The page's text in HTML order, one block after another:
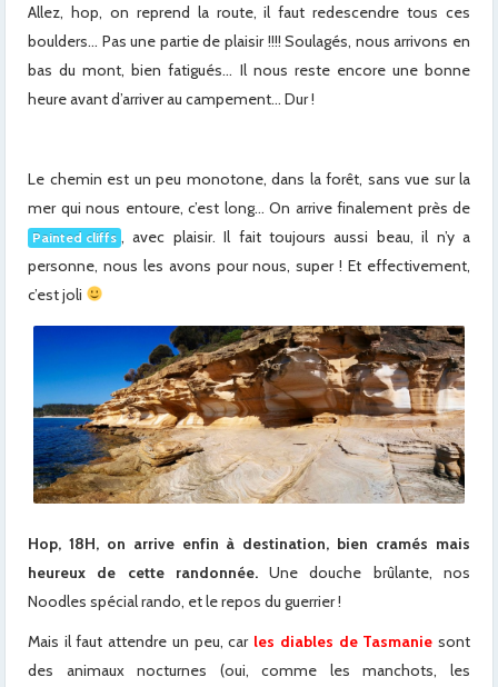
Allez, hop, on reprend la route, il faut redescendre tous ces
boulders… Pas une partie de plaisir !!!! Soulagés, nous arrivons en
bas du mont, bien fatigués… Il nous reste encore une bonne
heure avant d’arriver au campement… Dur !
Le chemin est un peu monotone, dans la forêt, sans vue sur la
mer qui nous entoure, c’est long… On arrive finalement près de
Painted cliffs , avec plaisir. Il fait toujours aussi beau, il n’y a
personne, nous les avons pour nous, super ! Et effectivement,
c’est joli
Hop, 18H, on arrive enfin à destination, bien cramés mais
heureux de cette randonnée.Une douche brûlante, nos
Noodles spécial rando, et le repos du guerrier !
Mais il faut attendre un peu, car les diables de Tasmanie sont
des animaux nocturnes (oui, comme les manchots, les